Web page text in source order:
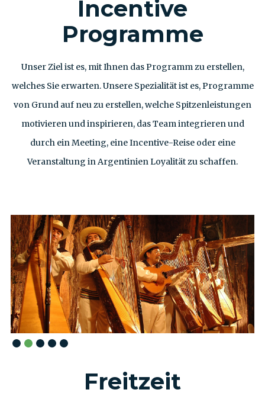
Incentive
Programme
Unser Ziel ist es, mit Ihnen das Programm zu erstellen,
welches Sie erwarten. Unsere Spezialität ist es, Programme
von Grund auf neu zu erstellen, welche Spitzenleistungen
motivieren und inspirieren, das Team integrieren und
durch ein Meeting, eine Incentive-Reise oder eine
Veranstaltung in Argentinien Loyalität zu schaffen.
Slide 2 of 5.
Freitzeit